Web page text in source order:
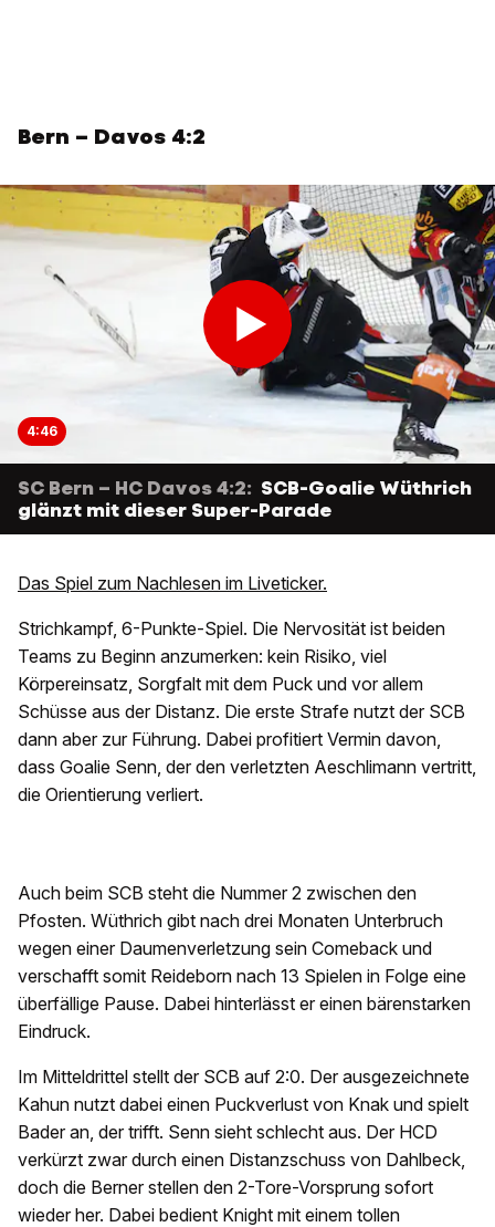
Bern – Davos 4:2
4:46
SC Bern – HC Davos 4:2: SCB-Goalie Wüthrich
glänzt mit dieser Super-Parade
Das Spiel zum Nachlesen im Liveticker.
Strichkampf, 6-Punkte-Spiel. Die Nervosität ist beiden
Teams zu Beginn anzumerken: kein Risiko, viel
Körpereinsatz, Sorgfalt mit dem Puck und vor allem
Schüsse aus der Distanz. Die erste Strafe nutzt der SCB
dann aber zur Führung. Dabei profitiert Vermin davon,
dass Goalie Senn, der den verletzten Aeschlimann vertritt,
die Orientierung verliert.
Auch beim SCB steht die Nummer 2 zwischen den
Pfosten. Wüthrich gibt nach drei Monaten Unterbruch
wegen einer Daumenverletzung sein Comeback und
verschafft somit Reideborn nach 13 Spielen in Folge eine
überfällige Pause. Dabei hinterlässt er einen bärenstarken
Eindruck.
Im Mitteldrittel stellt der SCB auf 2:0. Der ausgezeichnete
Kahun nutzt dabei einen Puckverlust von Knak und spielt
Bader an, der trifft. Senn sieht schlecht aus. Der HCD
verkürzt zwar durch einen Distanzschuss von Dahlbeck,
doch die Berner stellen den 2-Tore-Vorsprung sofort
wieder her. Dabei bedient Knight mit einem tollen